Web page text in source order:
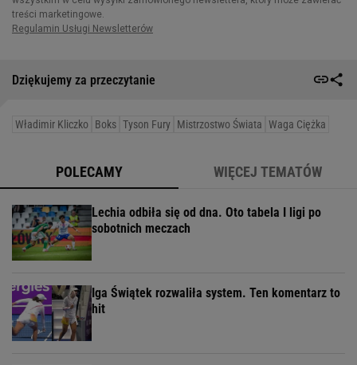
Dziękujemy za przeczytanie
Władimir Kliczko Boks Tyson Fury Mistrzostwo Świata Waga Ciężka
POLECAMY WIĘCEJ TEMATÓW
Lechia odbiła się od dna. Oto tabela I ligi po
sobotnich meczach
Iga Świątek rozwaliła system. Ten komentarz to
hit